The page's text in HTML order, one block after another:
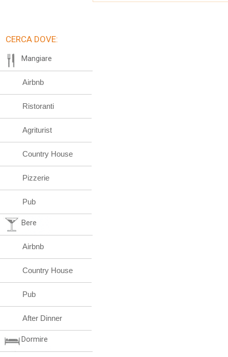
CERCA DOVE:
Mangiare
Airbnb
Ristoranti
Agriturist
Country House
Pizzerie
Pub
Bere
Airbnb
Country House
Pub
After Dinner
Dormire